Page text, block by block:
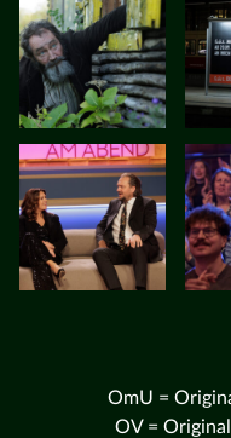
OmU =
OV =